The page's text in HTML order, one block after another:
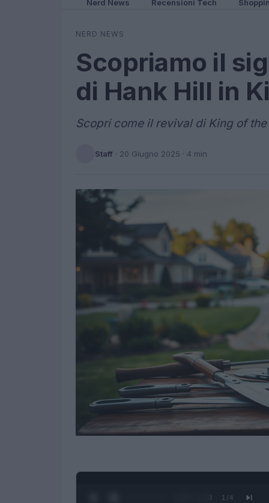
Nerd News Recensioni Tech
NERD NEWS
Scopriamo il
di Hank Hill in
Scopri come il revival di King of
Staff · 20 Giugno 2025 · 4 min
0:27 / 1:23 1 /4